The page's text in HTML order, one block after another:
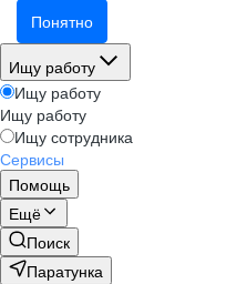
Понятно
Ищу работу
Ищу работу
Ищу работу
Ищу сотрудника
Сервисы
Помощь
Ещё
Поиск
Паратунка